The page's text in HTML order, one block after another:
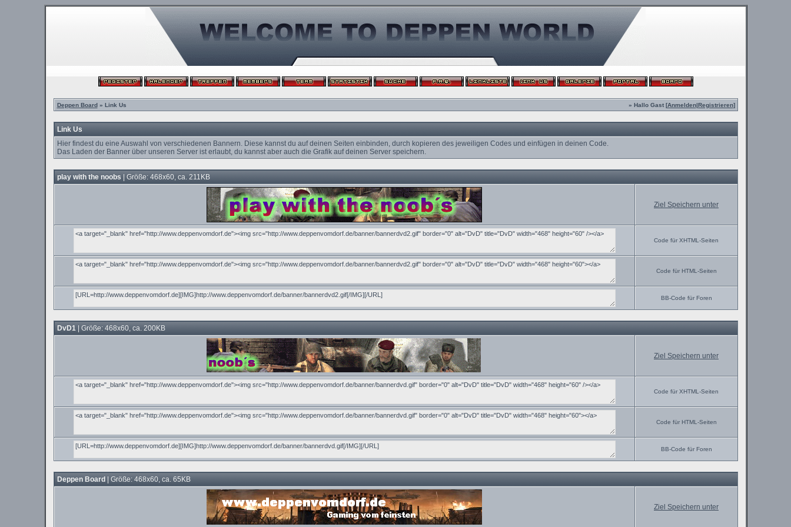
Deppen Board» Link Us » Hallo Gast [Anmelden|Registrieren]
Link Us
Hier findest du eine Auswahl von verschiedenen Bannern. Diese kannst du auf deinen Seiten einbinden, durch kopieren des jeweiligen Codes und einfügen in deinen Code.
Das Laden der Banner über unseren Server ist erlaubt, du kannst aber auch die Grafik auf deinen Server speichern.
play with the noobs | Größe: 468x60, ca. 211KB
Ziel Speichern unter
Code für XHTML-Seiten
Code für HTML-Seiten
BB-Code für Foren
DvD1| Größe: 468x60, ca. 200KB
Ziel Speichern unter
Code für XHTML-Seiten
Code für HTML-Seiten
BB-Code für Foren
Deppen Board | Größe: 468x60, ca. 65KB
Ziel Speichern unter